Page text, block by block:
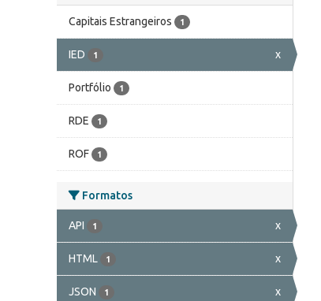
Capitais Estrangeiros 1
IED 1 x
Portfólio 1
RDE 1
ROF 1
Formatos
API 1 x
HTML 1 x
JSON 1 x